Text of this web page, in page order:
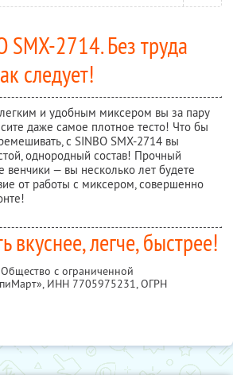
SMX-2714. Без труда
следует!
и удобным миксером вы за пару
даже самое плотное тесто! Что бы
с SINBO SMX-2714 вы
однородный состав! Прочный
венчики — вы несколько лет будете
от работы с миксером, совершенно
вкуснее, легче, быстрее!
Общество с ограниченной
ИНН 7705975231, ОГРН